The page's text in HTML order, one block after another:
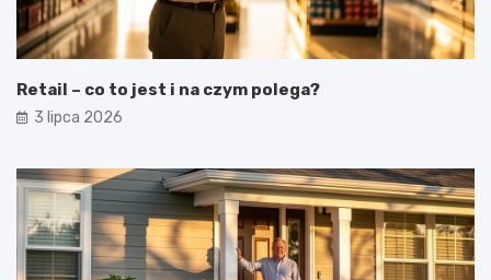
Retail – co to jest i na czym polega?
3 lipca 2026